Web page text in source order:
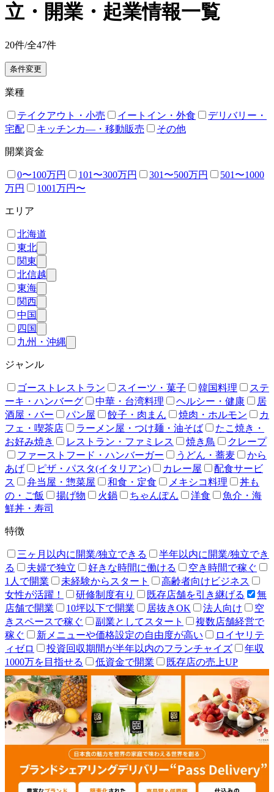
立・開業・起業情報一覧
20件/全47件
条件変更
業種
テイクアウト・小売 イートイン・外食
デリバリー・
宅配
キッチンカ―・移動販売 その他
開業資金
0〜100万円 101〜300万円 301〜500万円
501〜1000
万円
1001万円〜
エリア
北海道
東北
関東
北信越
東海
関西
中国
四国
九州・沖縄
ジャンル
ゴーストレストラン スイーツ・菓子 韓国料理
ステ
ーキ・ハンバーグ
中華・台湾料理 ヘルシー・健康
居
酒屋・バー
パン屋 餃子・肉まん 焼肉・ホルモン
カ
フェ・喫茶店
ラーメン屋・つけ麺・油そば
たこ焼き・
お好み焼き
レストラン・ファミレス 焼き鳥
クレープ
ファーストフード・ハンバーガー
うどん・蕎麦
から
あげ
ピザ・パスタ(イタリアン) カレー屋
配食サービ
ス
弁当屋・惣菜屋 和食・定食 メキシコ料理
丼も
の・ご飯
揚げ物 火鍋 ちゃんぽん 洋食
魚介・海
鮮丼・寿司
特徴
三ヶ月以内に開業/独立できる
半年以内に開業/独立でき
る
夫婦で独立 好きな時間に働ける
空き時間で稼ぐ
1人で開業
未経験からスタート
高齢者向けビジネス
女性が活躍！
研修制度有り 既存店舗を引き継げる
無
店舗で開業
10坪以下で開業 居抜きOK 法人向け
空
きスペースで稼ぐ
副業としてスタート
複数店舗経営で
稼ぐ
新メニューや価格設定の自由度が高い
ロイヤリテ
ィゼロ
投資回収期間が半年以内のフランチャイズ
年収
1000万を目指せる
低資金で開業 既存店の売上UP